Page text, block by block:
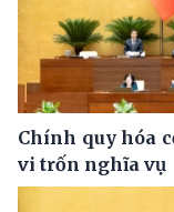
Chính quy hóa
vi trốn nghĩa vụ